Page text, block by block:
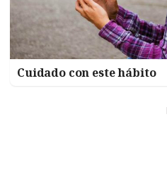
Cuidado con este hábito